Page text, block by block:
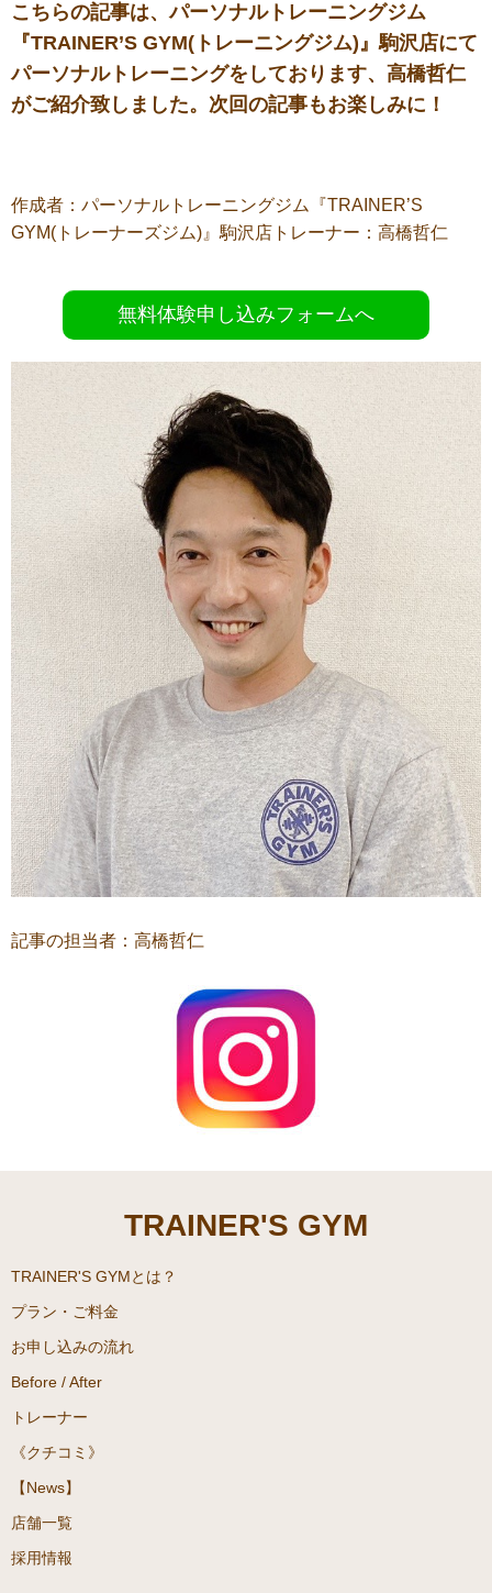
こちらの記事は、パーソナルトレーニングジム
『TRAINER’S GYM(トレーニングジム)』駒沢店にて
パーソナルトレーニングをしております、高橋哲仁
がご紹介致しました。次回の記事もお楽しみに！
作成者：パーソナルトレーニングジム『TRAINER’S
GYM( トレーナーズジム) 』駒沢店トレーナー：高橋哲仁
無料体験申し込みフォームへ
記事の担当者：高橋哲仁
TRAINER'S GYM
TRAINER'S GYMとは？
プラン・ご料金
お申し込みの流れ
Before / After
トレーナー
《クチコミ》
【News】
店舗一覧
採用情報